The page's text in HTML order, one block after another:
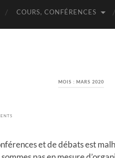
COURS, CONFÉRENCES
MOIS : MARS 2020
et de débats est